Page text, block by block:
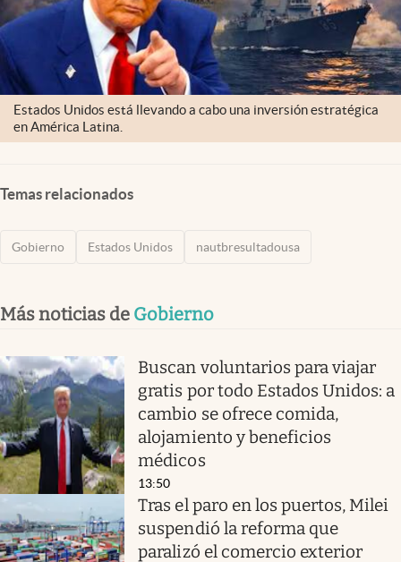
Estados Unidos está llevando a cabo una inversión estratégica
en América Latina.
Temas relacionados
Gobierno Estados Unidos nautbresultadousa
Más noticias de Gobierno
Buscan voluntarios para viajar
gratis por todo Estados Unidos: a
cambio se ofrece comida,
alojamiento y beneficios
médicos
13:50
Tras el paro en los puertos, Milei
suspendió la reforma que
paralizó el comercio exterior